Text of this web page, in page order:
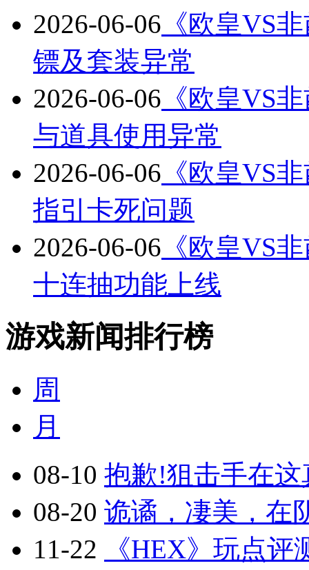
2026-06-06 《欧皇VS
镖及套装异常
2026-06-06 《欧皇VS
与道具使用异常
2026-06-06 《欧皇VS
指引卡死问题
2026-06-06 《欧皇VS
十连抽功能上线
游戏新闻排行榜
周
月
08-10 抱歉!狙击手在
08-20 诡谲，凄美，在
11-22
《HEX》玩点